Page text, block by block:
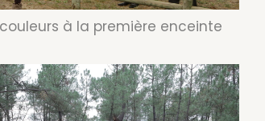
à la première enceinte